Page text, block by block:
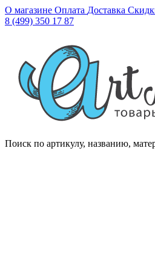
О магазине Оплата Доставка
8 (499) 350 17 87
Поиск по артикулу, названию,